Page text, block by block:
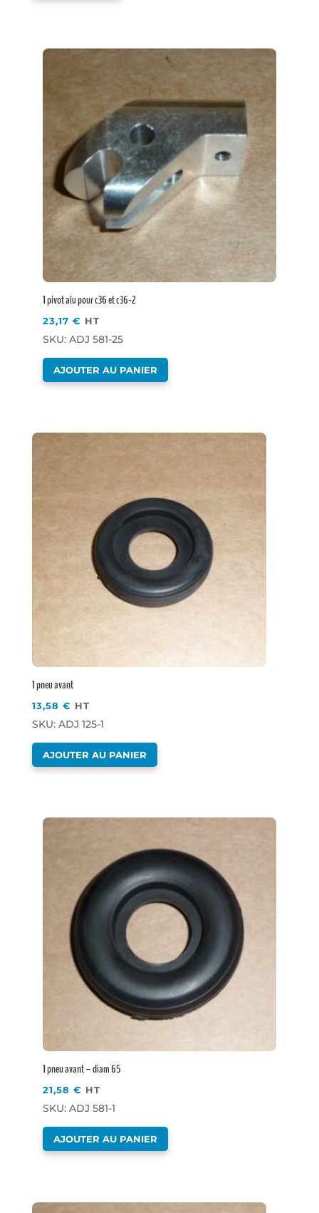
1 pivot alu pour c36 et c36-2
23,17 € HT
SKU: ADJ 581-25
AJOUTER AU PANIER
1 pneu avant
13,58€ HT
SKU: ADJ 125-1
AJOUTER AU PANIER
1 pneu avant – diam 65
21,58 € HT
SKU: ADJ 581-1
AJOUTER AU PANIER